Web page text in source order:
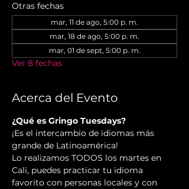
Otras fechas
mar, 11 de ago, 5:00 p. m.
mar, 18 de ago, 5:00 p. m.
mar, 01 de sept, 5:00 p. m.
Ver 8 fechas
Acerca del Evento
¿Qué es Gringo Tuesdays?
¡Es el intercambio de idiomas más
grande de Latinoamérica!
Lo realizamos TODOS los martes en
Cali, puedes practicar tu idioma
favorito con personas locales y con